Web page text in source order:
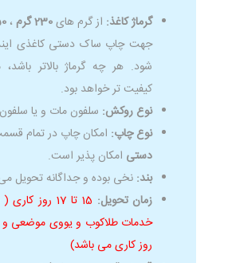
گرماژ کاغذ: از گرم های230 گرم ،
جهت چاپ ساک دستی کاغذی
شود. هر چه گرماژ بالاتر
کیفیت تر خواهد بود.
نوع روکش: سلفون مات و یا
نوع چاپ: امکان چاپ در تمام
دستی امکان پذیر است.
بند: نخی بوده و جداگانه تحویل
زمان تحویل:
15 تا 17 روز
روز کاری می باشد)